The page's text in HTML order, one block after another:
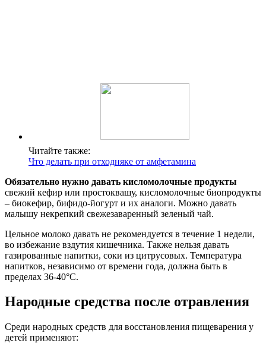
Читайте также:
Что делать при отходняке от амфетамина
Обязательно нужно давать кисломолочные продукты
свежий кефир или простоквашу, кисломолочные биопродукты
– биокефир, бифидо-йогурт и их аналоги. Можно давать
малышу некрепкий свежезаваренный зеленый чай.
Цельное молоко давать не рекомендуется в течение 1 недели,
во избежание вздутия кишечника. Также нельзя давать
газированные напитки, соки из цитрусовых. Температура
напитков, независимо от времени года, должна быть в
пределах 36-40°С.
Народные средства после отравления
Среди народных средств для восстановления пищеварения у
детей применяют: